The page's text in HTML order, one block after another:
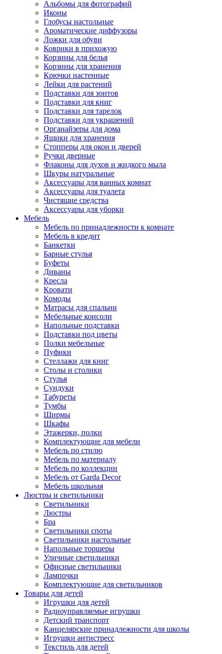
Альбомы для фотографий
Иконы
Глобусы настольные
Ароматические диффузоры
Ложки для обуви
Коврики в прихожую
Корзины для белья
Корзины для хранения
Крючки настенные
Лейки для растений
Подставки для зонтов
Подставки для книг
Подставки для тарелок
Подставки для украшений
Органайзеры для дома
Ящики для хранения
Стопперы для окон и дверей
Ручки дверные
Флаконы для духов и жидкого мыла
Шкуры натуральные
Аксессуары для ванных комнат
Аксессуары для туалета
Чистящие средства
Аксессуары для уборки
Мебель
Мебель по принадлежности к комнате
Мебель в кредит
Банкетки
Барные стулья
Буфеты
Диваны
Кресла
Кровати
Комоды
Матрасы для спальни
Мебельные консоли
Напольные подставки
Подставки под цветы
Полки мебельные
Пуфики
Стеллажи для книг
Столы и столики
Стулья
Сундуки
Табуреты
Тумбы
Ширмы
Шкафы
Этажерки, полки
Комплектующие для мебели
Мебель по стилю
Мебель по материалу
Мебель по коллекции
Мебель от Garda Decor
Мебель школьная
Люстры и светильники
Светильники
Люстры
Бра
Светильники споты
Светильники настольные
Напольные торшеры
Уличные светильники
Офисные светильники
Лампочки
Комплектующие для светильников
Товары для детей
Игрушки для детей
Радиоуправляемые игрушки
Детский транспорт
Канцелярские принадлежности для школы
Игрушки антистресс
Текстиль для детей